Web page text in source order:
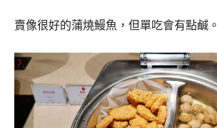
賣像很好的蒲燒鰻魚，但單吃會有點鹹。